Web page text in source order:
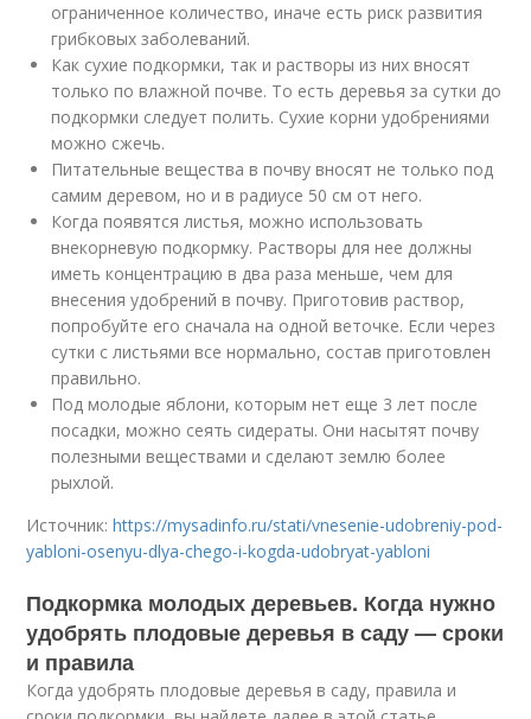
ограниченное количество, иначе есть риск развития
грибковых заболеваний.
Как сухие подкормки, так и растворы из них вносят
только по влажной почве. То есть деревья за сутки до
подкормки следует полить. Сухие корни удобрениями
можно сжечь.
Питательные вещества в почву вносят не только под
самим деревом, но и в радиусе 50 см от него.
Когда появятся листья, можно использовать
внекорневую подкормку. Растворы для нее должны
иметь концентрацию в два раза меньше, чем для
внесения удобрений в почву. Приготовив раствор,
попробуйте его сначала на одной веточке. Если через
сутки с листьями все нормально, состав приготовлен
правильно.
Под молодые яблони, которым нет еще 3 лет после
посадки, можно сеять сидераты. Они насытят почву
полезными веществами и сделают землю более
рыхлой.
Источник:https://mysadinfo.ru/stati/vnesenie-udobreniy-pod-
yabloni-osenyu-dlya-chego-i-kogda-udobryat-yabloni
Подкормка молодых деревьев. Когда нужно
удобрять плодовые деревья в саду — сроки
и правила
Когда удобрять плодовые деревья в саду, правила и